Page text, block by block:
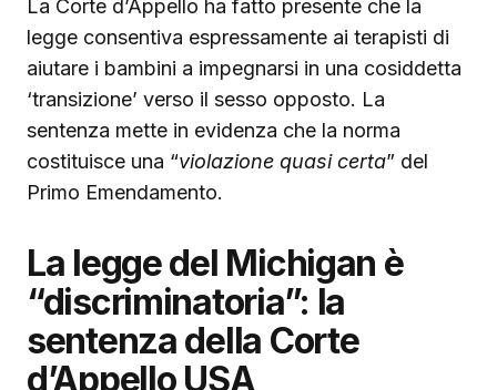
La Corte d’Appello ha fatto presente che la
legge consentiva espressamente ai terapisti di
aiutare i bambini a impegnarsi in una cosiddetta
‘transizione’ verso il sesso opposto. La
sentenza mette in evidenza che la norma
costituisce una “violazione quasi certa” del
Primo Emendamento.
La legge del Michigan è
“discriminatoria”: la
sentenza della Corte
d’Appello USA